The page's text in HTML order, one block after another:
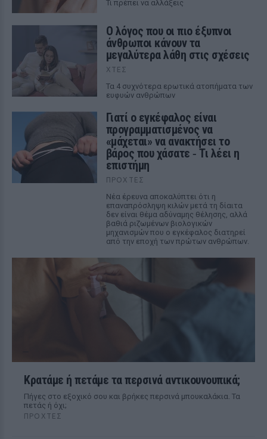
Τι πρέπει να αλλάξεις
Ο λόγος που οι πιο έξυπνοι
άνθρωποι κάνουν τα
μεγαλύτερα λάθη στις σχέσεις
ΧΤΕΣ
Τα 4 συχνότερα ερωτικά ατοπήματα των
ευφυών ανθρώπων
Γιατί ο εγκέφαλος είναι
προγραμματισμένος να
«μάχεται» να ανακτήσει το
βάρος που χάσατε ‑ Τι λέει η
επιστήμη
ΠΡΟΧΤΈΣ
Νέα έρευνα αποκαλύπτει ότι η
επαναπρόσληψη κιλών μετά τη δίαιτα
δεν είναι θέμα αδύναμης θέλησης, αλλά
βαθιά ριζωμένων βιολογικών
μηχανισμών που ο εγκέφαλος διατηρεί
από την εποχή των πρώτων ανθρώπων.
Κρατάμε ή πετάμε τα περσινά αντικουνουπικά;
Πήγες στο εξοχικό σου και βρήκες περσινά μπουκαλάκια. Τα
πετάς ή όχι;
ΠΡΟΧΤΈΣ